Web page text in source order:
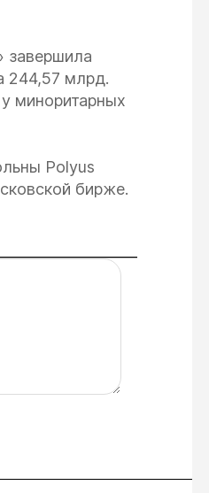
завершила
244,57 млрд.
миноритарных
Polyus
бирже.